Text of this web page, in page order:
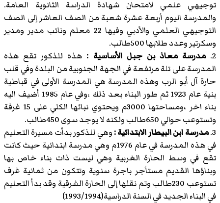
توجيهي علمي لامتحان شهادة الدراسة الثانوية العامة.
والمدرسة اليوم أربعة عشرة شعبة من الصف العاشر إلى الصف
التوجيهي العلمي والأدبي وفيها 22 معلم ونائب مدير ومدير
وسكرتير وعدد طلابها 500طالب.
2. مدرسة معاذ بن جبل الأساسية : هذه للذكور تقع هذه
المدرسة على تلة مرتفعة في الجهة الجنوبية من البلدة وفي قلب
حارة آل أبو الرب وهذه المدرسة هي المدرسة الأولى في قباطية
بنية عام 1923 ثم طور البناء بعد ذلك ،وفي عام 1985 أضيف اليه
بناء اخر ،ومساحتها 3000م ويحتوي نبائها الكلي على 15 غرفة
وتستوعب حوالي 650طالب ولكنه لا يوجد سوى 450طالب.
3. مدرسة ابن البيطار الابتدائية :وهي للذكور بدأت مسيرة التعليم
في هذه المدرسة في عام 1976م وهي مدرسة ابتدائية حيث كانت
تقع في وسط الحارة الغربية وهي ليست ذات بناء خاص بها
وبناؤها القديم مستأجر باجرة سنوية وتتكون من ثمانية غرف
تستوعب 230طالب وتم نقلها إلى الحارة الشرقية وقد بدأ التعليم
في البناء الجديد في السنة الدراسية(1993/1994)